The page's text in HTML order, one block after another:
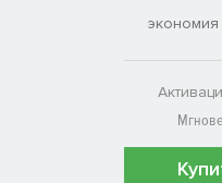
экономия